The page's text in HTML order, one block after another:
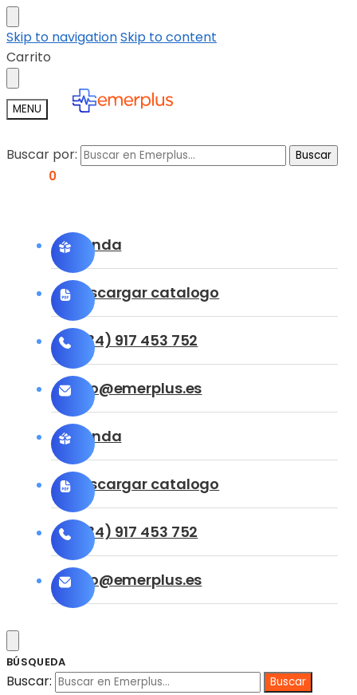
Skip to navigationSkip to content
Carrito
MENU
Buscar por: Buscar
0
Tienda
Descargar catalogo
(+34) 917 453 752
info@emerplus.es
Tienda
Descargar catalogo
(+34) 917 453 752
info@emerplus.es
BÚSQUEDA
Buscar: